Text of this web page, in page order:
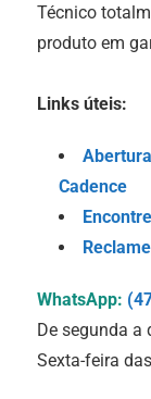
Técnico
produto em
Links úteis:
Cadence
WhatsApp:
De segunda a
Sexta-feira